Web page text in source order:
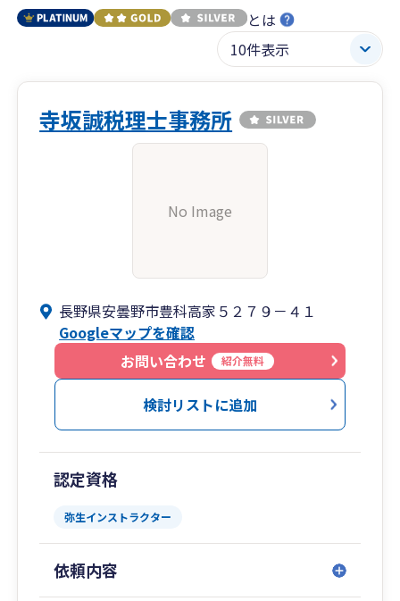
とは
寺坂誠税理士事務所
No Image
長野県安曇野市豊科高家５２７９－４１
Googleマップを確認
お問い合わせ
紹介無料
検討リストに追加
認定資格
弥生インストラクター
依頼内容